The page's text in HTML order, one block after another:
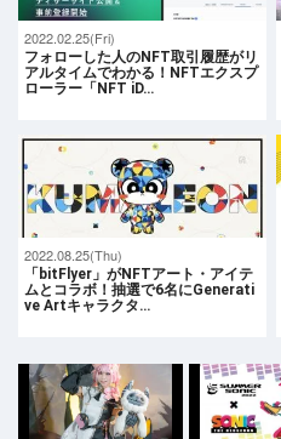
2022.02.25(Fri)
フォローした人のNFT取引履歴がリ
アルタイムでわかる！NFTエクスプ
ローラー「NFT iD…
2022.08.25(Thu)
「bitFlyer」がNFTアート・アイテ
ムとコラボ！抽選で6名にGenerati
ve Artキャラクタ…